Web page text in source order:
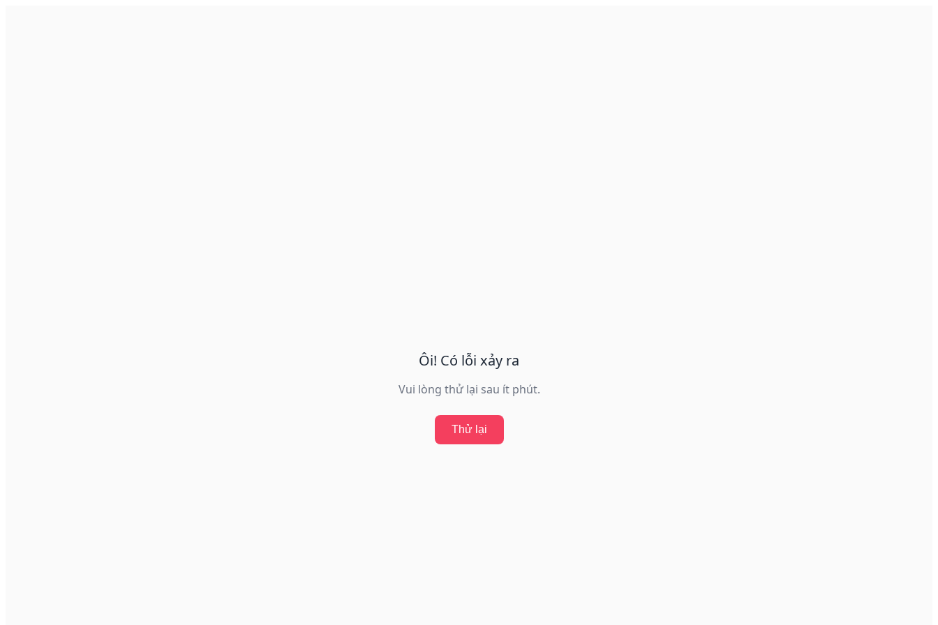
Ôi! Có lỗi xảy ra
Vui lòng thử lại sau ít phút.
Thử lại